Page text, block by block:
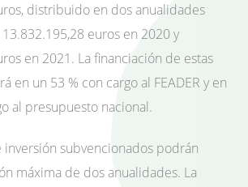
distribuido en dos anualidades
euros en 2020 y
en 2021. La financiación de estas
en un 53 % con cargo al FEADER y en
al presupuesto nacional.
inversión subvencionados podrán
máxima de dos anualidades. La